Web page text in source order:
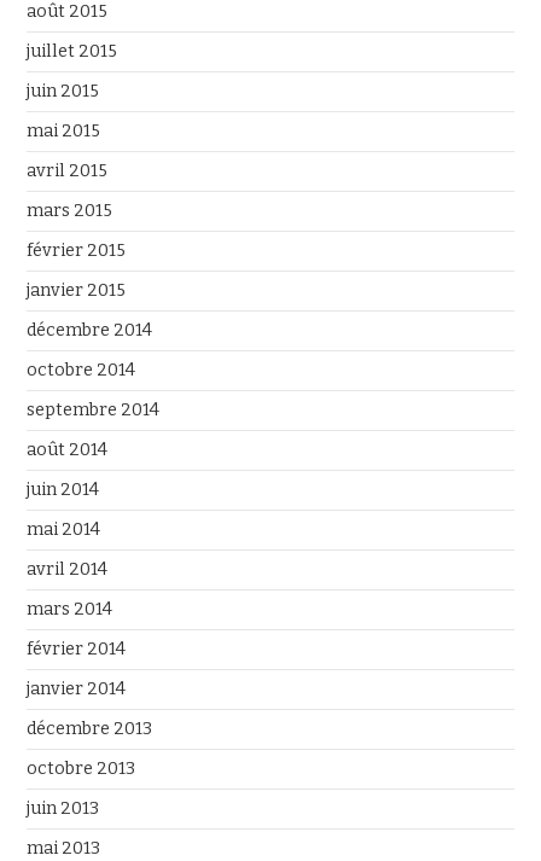
août 2015
juillet 2015
juin 2015
mai 2015
avril 2015
mars 2015
février 2015
janvier 2015
décembre 2014
octobre 2014
septembre 2014
août 2014
juin 2014
mai 2014
avril 2014
mars 2014
février 2014
janvier 2014
décembre 2013
octobre 2013
juin 2013
mai 2013